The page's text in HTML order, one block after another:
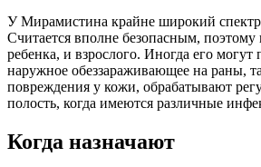
У Мирамистина крайне широкий спектр
Считается вполне безопасным,
ребенка, и взрослого. Иногда его могут
наружное обеззараживающее на раны,
повреждения у кожи, обрабатывают
полость, когда имеются различные
Когда назначают